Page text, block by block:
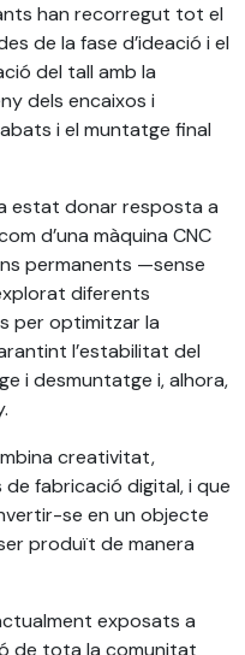
han recorregut tot el
de la fase d’ideació i el
del tall amb la
dels encaixos i
i el muntatge final
estat donar resposta a
d’una màquina CNC
permanents —sense
diferents
per optimitzar la
l’estabilitat del
i desmuntatge i, alhora,
creativitat,
fabricació digital, i que
se en un objecte
produït de manera
exposats a
de tota la comunitat